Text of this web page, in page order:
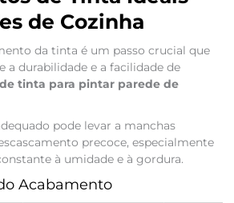
de Cozinha
da tinta é um passo crucial que
a durabilidade e a facilidade de
tinta para pintar parede de
pode levar a manchas
precoce, especialmente
à umidade e à gordura.
Acabamento